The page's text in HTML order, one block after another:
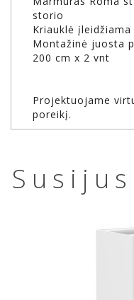
storio
Kriauklė
Montažinė juosta
200 cm x 2 vnt
Projektuojame
poreikį.